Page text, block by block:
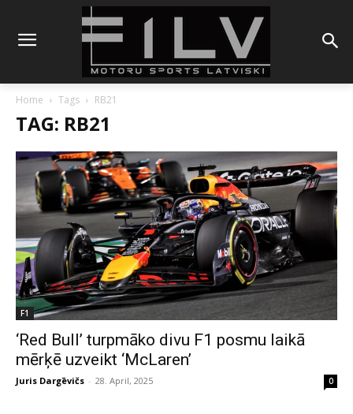
Home Tags RB21
TAG: RB21
F1
‘Red Bull’ turpmāko divu F1 posmu laikā
mērķē uzveikt ‘McLaren’
Juris Dargēvičs - 28. April, 2025 0